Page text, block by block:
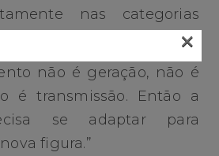
nas categorias
não é geração, não é
é transmissão. Então a
se adaptar para
figura.”
×